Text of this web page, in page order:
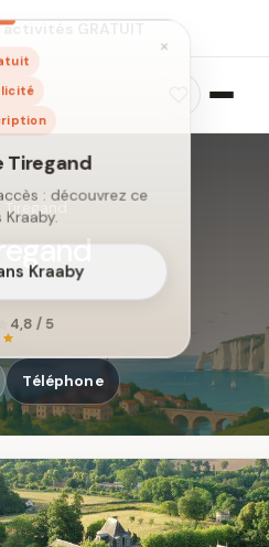
GRATUIT
×
% gratuit
publicité
Sans inscription
Tiregand
: découvrez ce
Kraaby
4,8 / 5
Téléphone